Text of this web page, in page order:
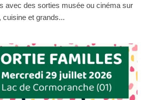
avec des sorties musée ou cinéma sur
cuisine et grands...